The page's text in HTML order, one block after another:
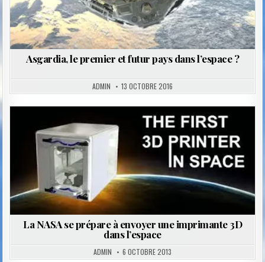
Asgardia, le premier et futur pays dans l’espace ?
ADMIN 13 OCTOBRE 2016
Posted
in
La NASA se prépare à envoyer une imprimante 3D
dans l’espace
ADMIN 6 OCTOBRE 2013